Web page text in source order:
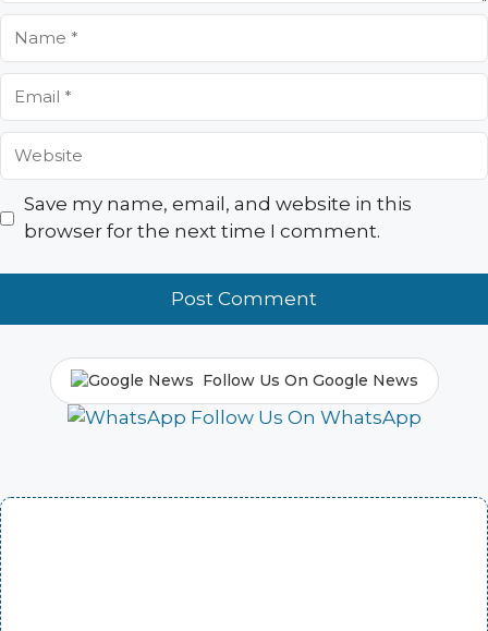
Name
Email
Website
Save my name, email, and website in this
browser for the next time I comment.
Follow Us On Google News
Follow Us On WhatsApp